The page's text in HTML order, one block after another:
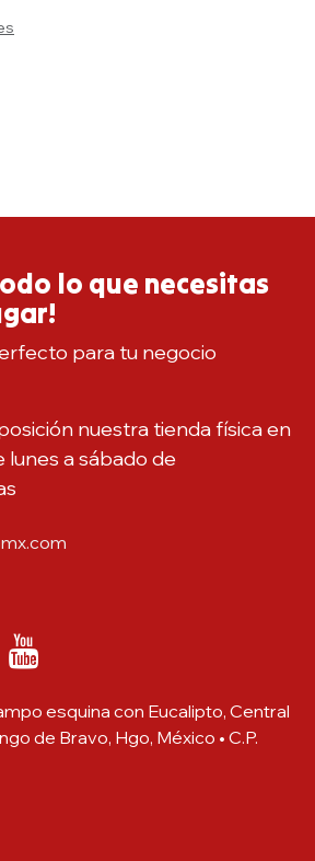
lo que necesitas
para tu negocio
nuestra tienda física en
lunes a sábado de
esquina con Eucalipto, Central
de Bravo, Hgo, México • C.P.